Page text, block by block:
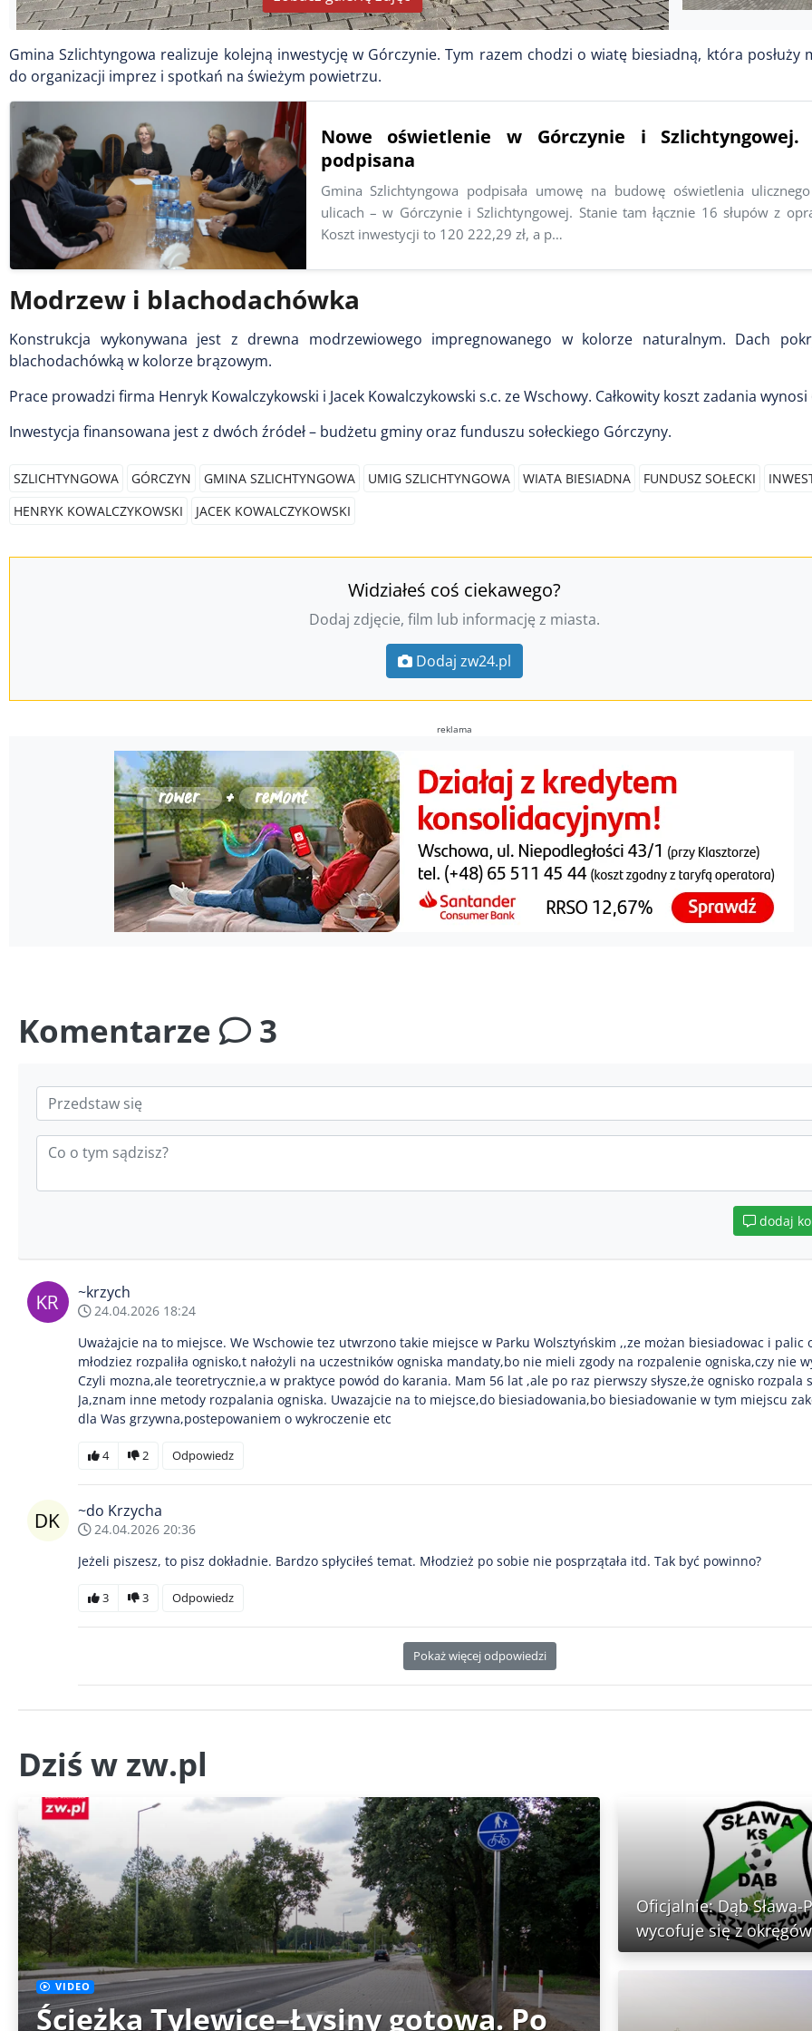
Gmina Szlichtyngowa realizuje kolejną inwestycję w Górczynie. Tym razem chodzi o wiatę biesiadną, która posłuży
do organizacji imprez i spotkań na świeżym powietrzu.
Nowe oświetlenie w Górczynie i Szlichtyngowej.
podpisana
Gmina Szlichtyngowa podpisała umowę na budowę oświetlenia
ulicach – w Górczynie i Szlichtyngowej. Stanie tam łącznie 16 słupów z
Koszt inwestycji to 120 222,29 zł, a p…
Modrzew i blachodachówka
Konstrukcja wykonywana jest z drewna modrzewiowego impregnowanego w kolorze naturalnym. Dach
blachodachówką w kolorze brązowym.
Prace prowadzi firma Henryk Kowalczykowski i Jacek Kowalczykowski s.c. ze Wschowy. Całkowity koszt zadania wynosi
Inwestycja finansowana jest z dwóch źródeł – budżetu gminy oraz funduszu sołeckiego Górczyny.
SZLICHTYNGOWA GÓRCZYN GMINA SZLICHTYNGOWA UMIG SZLICHTYNGOWA WIATA BIESIADNA FUNDUSZ SOŁECKI
HENRYK KOWALCZYKOWSKI
JACEK KOWALCZYKOWSKI
Widziałeś coś ciekawego?
Dodaj zdjęcie, film lub informację z miasta.
Dodaj zw24.pl
reklama
Komentarze 3
dodaj
~krzych
24.04.2026 18:24
Uważajcie na to miejsce. We Wschowie tez utwrzono takie miejsce w Parku Wolsztyńskim ,,ze możan biesiadowac i palic
młodziez rozpaliła ognisko,t nałożyli na uczestników ogniska mandaty,bo nie mieli zgody na rozpalenie ogniska,czy nie
Czyli mozna,ale teoretrycznie,a w praktyce powód do karania. Mam 56 lat ,ale po raz pierwszy słysze,że ognisko rozpala
Ja,znam inne metody rozpalania ogniska. Uwazajcie na to miejsce,do biesiadowania,bo biesiadowanie w tym miejscu
dla Was grzywna,postepowaniem o wykroczenie etc
4 2 Odpowiedz
~do Krzycha
24.04.2026 20:36
Jeżeli piszesz, to pisz dokładnie. Bardzo spłyciłeś temat. Młodzież po sobie nie posprzątała itd. Tak być powinno?
3 3 Odpowiedz
Pokaż więcej odpowiedzi
Dziś w zw.pl
VIDEO
Ścieżka Tylewice–Łysiny gotowa. Po
Oficjalnie: Dąb Sława-
wycofuje się z